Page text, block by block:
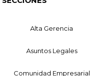
Alta Gerencia
Asuntos Legales
Comunidad Empresarial